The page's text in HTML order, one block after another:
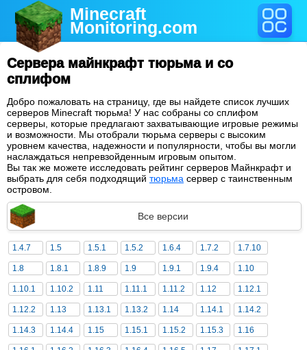
Minecraft
Monitoring.com
Сервера майнкрафт тюрьма и со
сплифом
Добро пожаловать на страницу, где вы найдете список лучших
серверов Minecraft тюрьма! У нас собраны со сплифом
серверы, которые предлагают захватывающие игровые режимы
и возможности. Мы отобрали тюрьма серверы с высоким
уровнем качества, надежности и популярности, чтобы вы могли
наслаждаться непревзойденным игровым опытом.
Вы так же можете исследовать рейтинг серверов Майнкрафт и
выбрать для себя подходящий тюрьма сервер с таинственным
островом.
Все версии
1.4.7 1.5 1.5.1 1.5.2 1.6.4 1.7.2 1.7.10
1.8 1.8.1 1.8.9 1.9 1.9.1 1.9.4 1.10
1.10.1 1.10.2 1.11 1.11.1 1.11.2 1.12 1.12.1
1.12.2 1.13 1.13.1 1.13.2 1.14 1.14.1 1.14.2
1.14.3 1.14.4 1.15 1.15.1 1.15.2 1.15.3 1.16